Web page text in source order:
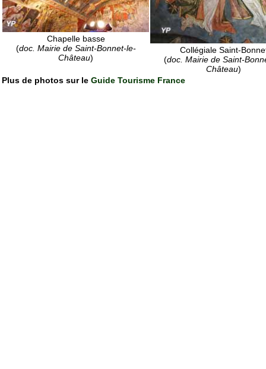
Chapelle basse
(doc. Mairie de Saint-Bonnet-le-
Château)
Collégiale Saint-
(doc. Mairie de Saint-
Château)
Plus de photos sur le Guide Tourisme France